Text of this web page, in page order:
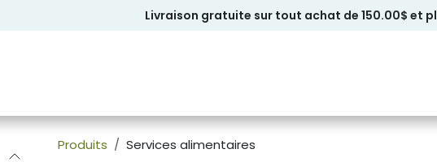
Livraison gratuite sur tout achat de 150.00$ et
Produits Services alimentaires